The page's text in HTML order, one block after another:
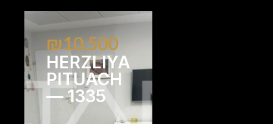
₪10,500
HERZLIYA
PITUACH
— 1335